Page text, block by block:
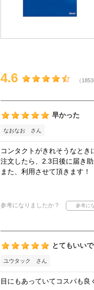
4.6 （1853
早かった
なおなお さん
コンタクトがきれそうなとき
注文したら、2.3日後に届き助
また、利用させて頂きます！
参考になりましたか？
とてもいい
ユウタック さん
目にもあっていてコスパも良